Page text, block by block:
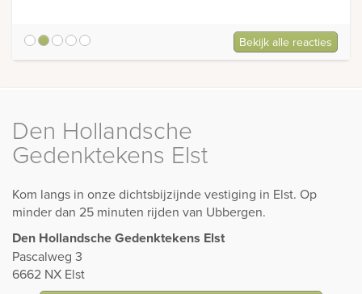
Bekijk alle reacties
Den Hollandsche
Gedenktekens Elst
Kom langs in onze dichtsbijzijnde vestiging in Elst. Op
minder dan 25 minuten rijden van Ubbergen.
Den Hollandsche Gedenktekens Elst
Pascalweg 3
6662 NX Elst